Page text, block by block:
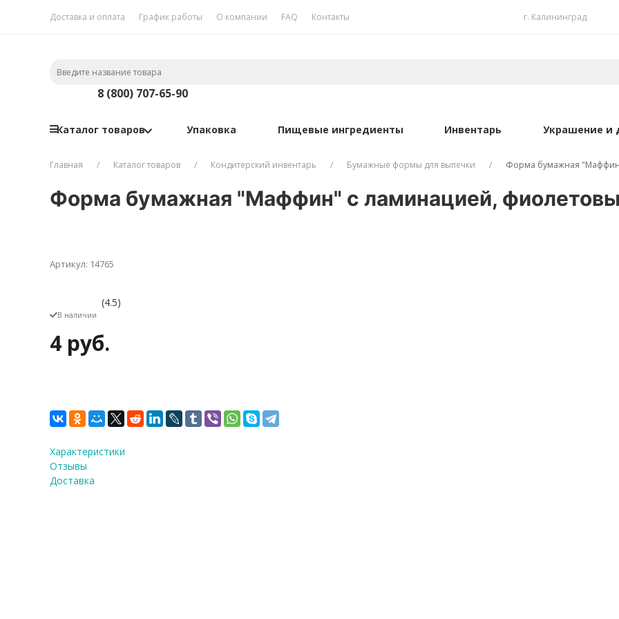
Доставка и оплата График работы О компании FAQ Контакты г. Калининград
8 (800) 707-65-90
Каталог товаров Упаковка Пищевые ингредиенты Инвентарь Украшение и
Главная Каталог товаров Кондитерский инвентарь Бумажные формы для выпечки Форма бумажная
Форма бумажная "Маффин" с ламинацией,
Артикул: 14765
(4.5)
В наличии
4 руб.
Характеристики
Отзывы
Доставка